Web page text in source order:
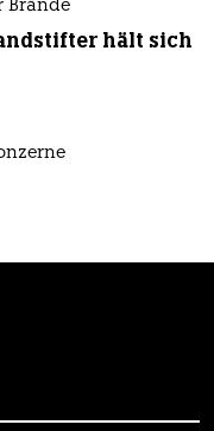
Brände
hält sich